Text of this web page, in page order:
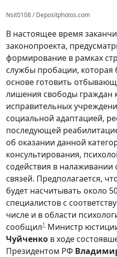
Nsit0108 / Depositphotos.com
В настоящее время
законопроекта,
формирование в рамках
службы пробации, которая
основе готовить
лишения свободы граждан
исправительных
социальной адаптацией,
последующей
об оказании данной
консультирования,
содействия в
связей. Предполагается,
будет насчитывать около
специалистов с
числе и в области
сообщил1 Министр
Чуйченко в ходе
Президентом РФ